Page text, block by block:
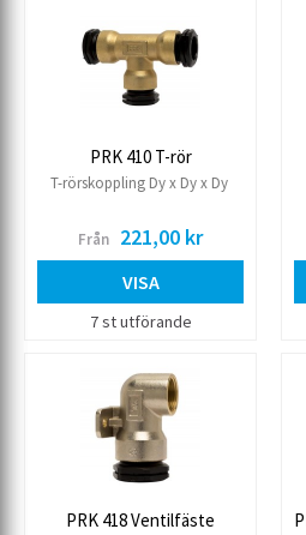
PRK 410 T-rör
T-rörskoppling Dy x Dy x Dy
Från 221,00 kr
VISA
7 st utförande
PRK 418 Ventilfäste